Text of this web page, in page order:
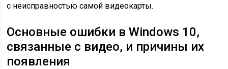
с неисправностью самой видеокарты.
Основные ошибки в Windows 10,
связанные с видео, и причины их
появления